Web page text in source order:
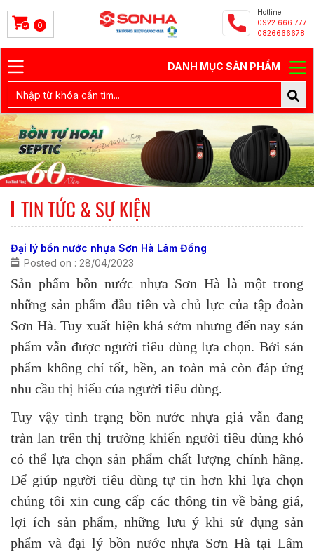
0
Hotline:
0922.666.777
0826666678
DANH MỤC SẢN PHẨM
TIN TỨC & SỰ KIỆN
Đại lý bồn nước nhựa Sơn Hà Lâm Đồng
Posted on : 28/04/2023
Sản phẩm bồn nước nhựa Sơn Hà là một trong
những sản phẩm đầu tiên và chủ lực của tập đoàn
Sơn Hà. Tuy xuất hiện khá sớm nhưng đến nay sản
phẩm vẫn được người tiêu dùng lựa chọn. Bởi sản
phẩm không chỉ tốt, bền, an toàn mà còn đáp ứng
nhu cầu thị hiếu của người tiêu dùng.
Tuy vậy tình trạng bồn nước nhựa giả vẫn đang
tràn lan trên thị trường khiến người tiêu dùng khó
có thể lựa chọn sản phẩm chất lượng chính hãng.
Để giúp người tiêu dùng tự tin hơn khi lựa chọn
chúng tôi xin cung cấp các thông tin về bảng giá,
lợi ích sản phẩm, những lưu ý khi sử dụng sản
phẩm và đại lý bồn nước nhựa Sơn Hà tại Lâm